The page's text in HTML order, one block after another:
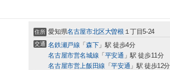
住所 愛知県名古屋市北区大曽根 １丁目5‐24
交通 名鉄瀬戸線 「 森下」駅 徒歩4分
名古屋市営名城線 「 平安通 」駅 徒歩11分
名古屋市営上飯田線 「平安通 」駅 徒歩12分